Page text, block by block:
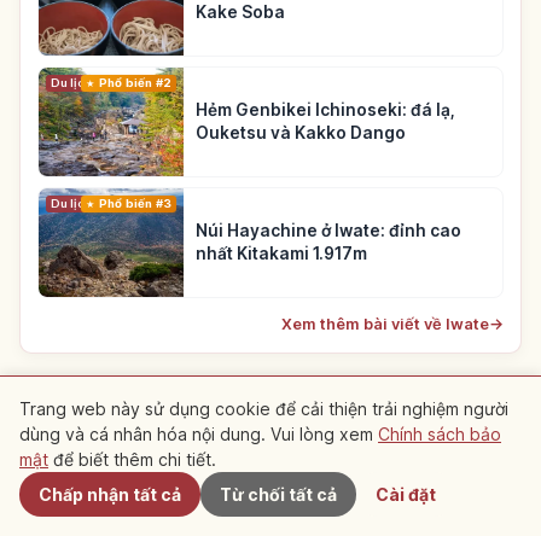
Kake Soba
Du lịch Phổ biến #2
Hẻm Genbikei Ichinoseki: đá lạ,
Ouketsu và Kakko Dango
Du lịch Phổ biến #3
Núi Hayachine ở Iwate: đỉnh cao
nhất Kitakami 1.917m
Xem thêm bài viết về Iwate→
Tổng hợp bài viết gợi ý
Bài viết tổng hợp có giới thiệu bài viết này
Gần đây
Trang web này sử dụng cookie để cải thiện trải nghiệm người
dùng và cá nhân hóa nội dung. Vui lòng xem Chính sách bảo
mật để biết thêm chi tiết.
Chấp nhận tất cả
Từ chối tất cả Cài đặt